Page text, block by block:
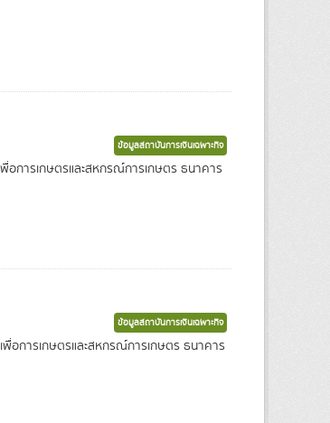
ข้อมูลสถาบันการเงินเฉพาะกิจ
อการเกษตรและสหกรณ์การเกษตร ธนาคาร
ข้อมูลสถาบันการเงินเฉพาะกิจ
อการเกษตรและสหกรณ์การเกษตร ธนาคาร